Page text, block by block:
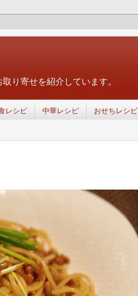
り寄せを紹介しています。
レシピ 中華レシピ おせちレシピ